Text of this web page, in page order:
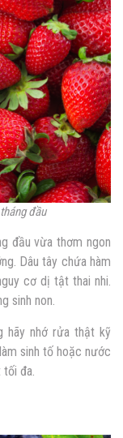
đầu
đầu vừa thơm ngon
Dâu tây chứa hàm
cơ dị tật thai nhi.
sinh non.
hãy nhớ rửa thật kỹ
sinh tố hoặc nước
đa.